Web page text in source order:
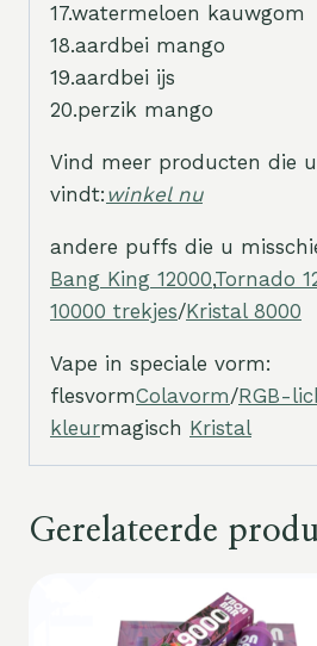
17.watermeloen kauwgom
18.aardbei mango
19.aardbei ijs
20.perzik mango
Vind meer producten die
vindt: winkel nu
andere puffs die u
Bang King 12000,Tornado
10000 trekjes/Kristal 8000
Vape in speciale vorm:
flesvormColavorm/RGB-
kleurmagisch Kristal
Gerelateerde